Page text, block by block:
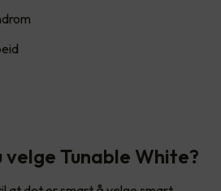
Tunable White?